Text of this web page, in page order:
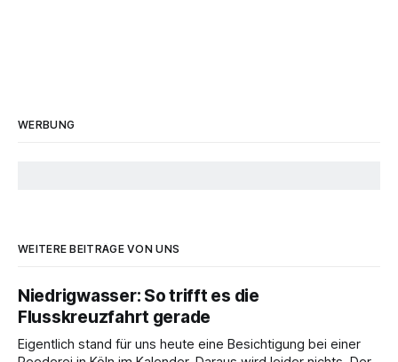
WERBUNG
WEITERE BEITRÄGE VON UNS
Niedrigwasser: So trifft es die
Flusskreuzfahrt gerade
Eigentlich stand für uns heute eine Besichtigung bei einer